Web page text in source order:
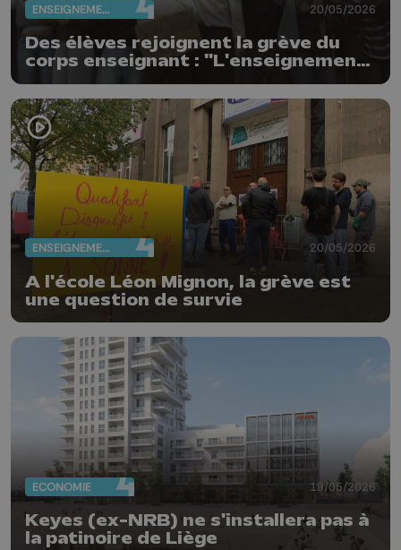
ENSEIGNEMENT 20/05/2026
Des élèves rejoignent la grève du
corps enseignant : "L'enseignement
ENSEIGNEMENT 20/05/2026
A l'école Léon Mignon, la grève est
une question de survie
ECONOMIE 19/05/2026
Keyes (ex-NRB) ne s'installera pas à
la patinoire de Liège